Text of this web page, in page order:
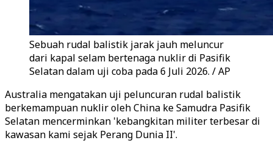
Sebuah rudal balistik jarak jauh meluncur
dari kapal selam bertenaga nuklir di Pasifik
Selatan dalam uji coba pada 6 Juli 2026. / AP
Australia mengatakan uji peluncuran rudal balistik
berkemampuan nuklir oleh China ke Samudra Pasifik
Selatan mencerminkan 'kebangkitan militer terbesar di
kawasan kami sejak Perang Dunia II'.